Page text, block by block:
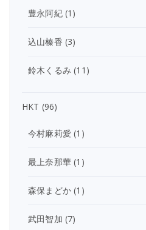
豊永阿紀(1)
込山榛香 (3)
鈴木くるみ (11)
HKT (96)
今村麻莉愛 (1)
最上奈那華 (1)
森保まどか (1)
武田智加 (7)